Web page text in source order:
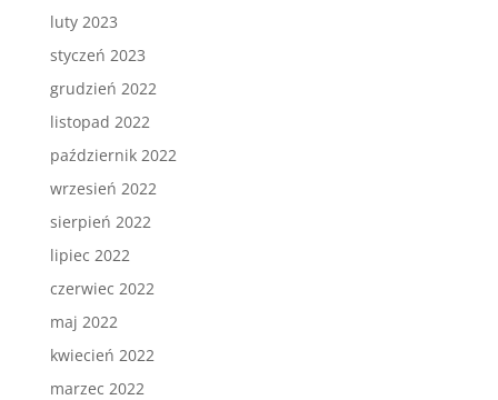
luty 2023
styczeń 2023
grudzień 2022
listopad 2022
październik 2022
wrzesień 2022
sierpień 2022
lipiec 2022
czerwiec 2022
maj 2022
kwiecień 2022
marzec 2022